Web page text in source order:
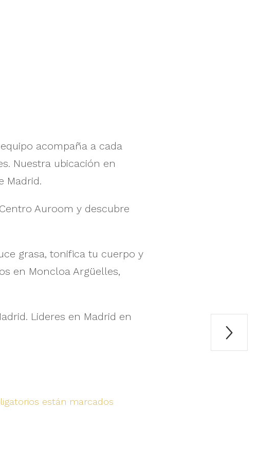
acompaña a cada
Nuestra ubicación en
Madrid.
Auroom y descubre
grasa, tonifica tu cuerpo y
en Moncloa Argüelles,
Lideres en Madrid en
están marcados
